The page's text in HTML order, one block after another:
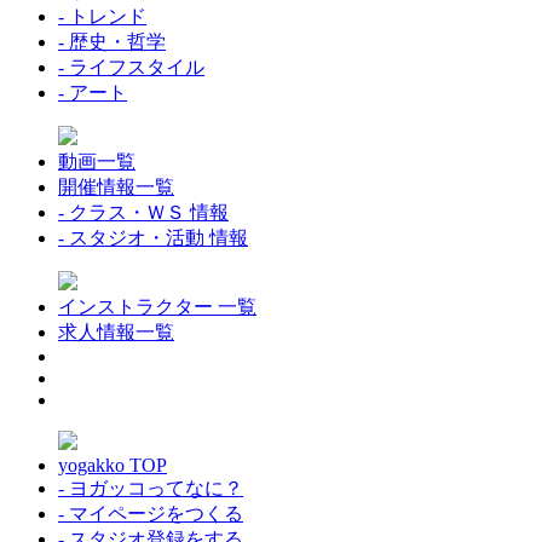
- トレンド
- 歴史・哲学
- ライフスタイル
- アート
動画一覧
開催情報一覧
- クラス・ＷＳ 情報
- スタジオ・活動 情報
インストラクター 一覧
求人情報一覧
yogakko TOP
- ヨガッコってなに？
- マイページをつくる